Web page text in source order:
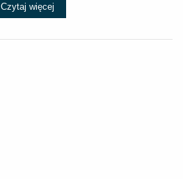
Czytaj więcej